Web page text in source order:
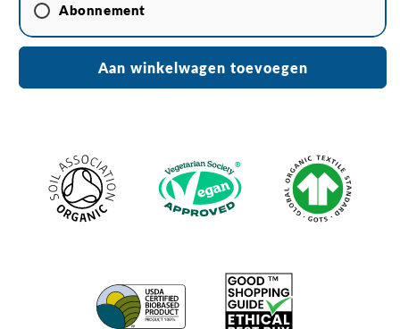
Abonnement
Maandelijks abonnement
Abonnement per 2 maanden
Aan winkelwagen toevoegen